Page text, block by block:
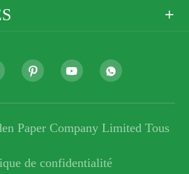

  
Paper Company Limited Tous
de confidentialité